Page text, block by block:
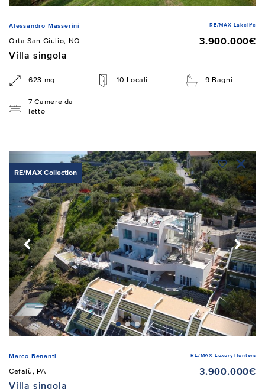
Alessandro Masserini RE/MAX Lakelife
Orta San Giulio, NO
3.900.000€
Villa singola
623 mq 10 Locali 9 Bagni
7 Camere da
letto
RE/MAX Collection
Marco Benanti RE/MAX Luxury Hunters
Cefalù, PA
3.900.000€
Villa singola